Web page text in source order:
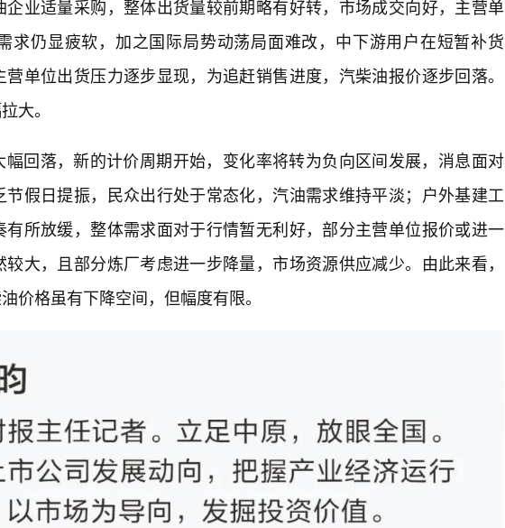
业适量采购，整体出货量较前期略有好转，市场成交向好，主营单
求仍显疲软，加之国际局势动荡局面难改，中下游用户在短暂补货
单位出货压力逐步显现，为追赶销售进度，汽柴油报价逐步回落。
大。
回落，新的计价周期开始，变化率将转为负向区间发展，消息面对
假日提振，民众出行处于常态化，汽油需求维持平淡；户外基建工
所放缓，整体需求面对于行情暂无利好，部分主营单位报价或进一
大，且部分炼厂考虑进一步降量，市场资源供应减少。由此来看，
价格虽有下降空间，但幅度有限。